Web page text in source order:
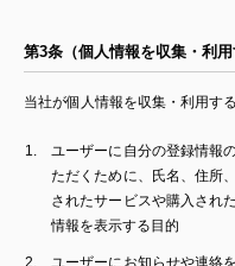
第3条（個人情報を収集・利用
当社が個人情報を収集・利用す
ユーザーに自分の登録情報
ただくために、氏名、住所
されたサービスや購入され
情報を表示する目的
ユーザーにお知らせや連絡